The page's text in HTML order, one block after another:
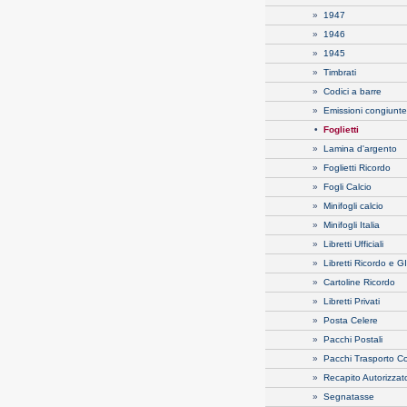
» 1947
» 1946
» 1945
» Timbrati
» Codici a barre
» Emissioni congiunte
• Foglietti
» Lamina d'argento
» Foglietti Ricordo
» Fogli Calcio
» Minifogli calcio
» Minifogli Italia
» Libretti Ufficiali
» Libretti Ricordo e
» Cartoline Ricordo
» Libretti Privati
» Posta Celere
» Pacchi Postali
» Pacchi Trasporto
» Recapito
» Segnatasse